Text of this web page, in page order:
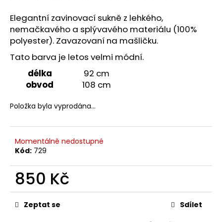
Elegantní zavinovací sukně z lehkého,
nemačkavého a splývavého materiálu (100%
polyester). Zavazovaní na mašličku.
Tato barva je letos velmi módní.
délka
92 cm
obvod
108 cm
Položka byla vyprodána…
Momentálně nedostupné
Kód: 729
850 Kč
Měrná
cena:Zeptat se Sdílet
u
j
e
m
e
ZAVINOVACÍ
ŠEDÁ
Kč